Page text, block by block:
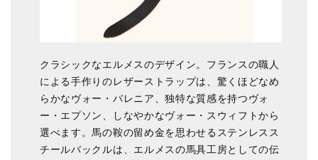
クラシックなエルメスのデザイン。フランスの職人
による手作りのレザーストラップは、驚くほどなめ
らかなヴォー・バレニア、独特な質感を持つヴォ
ー・エプソン、しなやかなヴォー・スウィフトから
選べます。馬の鞍の留め金を思わせるステンレスス
チールバックルは、エルメスの馬具工房としての伝